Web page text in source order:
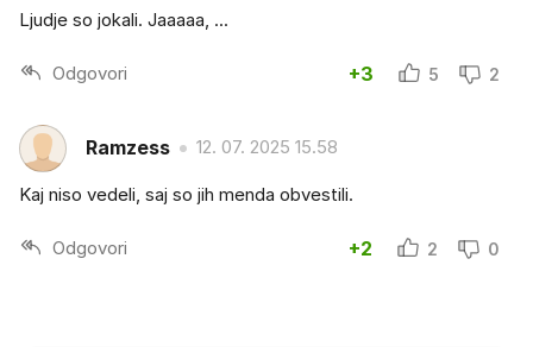
Ljudje so jokali. Jaaaaa, ...
Odgovori +3 5 2
Ramzess 12. 07. 2025 15.58
Kaj niso vedeli, saj so jih menda obvestili.
Odgovori +2 2 0